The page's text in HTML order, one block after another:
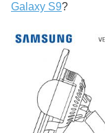
Galaxy S9?